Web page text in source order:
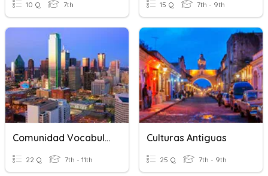
10 Q 7th 15 Q 7th - 9th
Comunidad Vocabulario
22 Q 7th - 11th
Culturas Antiguas
25 Q 7th - 9th